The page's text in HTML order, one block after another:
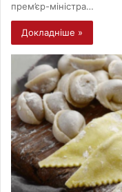
прем’єр-міністра…
Докладніше »